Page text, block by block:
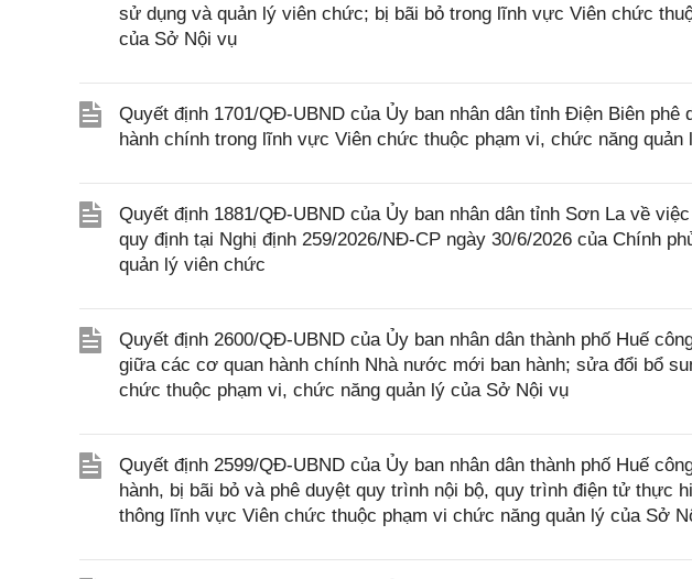
sử dụng và quản lý viên chức; bị bãi bỏ trong lĩnh vực Viên chức
của Sở Nội vụ
Quyết định 1701/QĐ-UBND của Ủy ban nhân dân tỉnh Điện Biên
hành chính trong lĩnh vực Viên chức thuộc phạm vi, chức năng
Quyết định 1881/QĐ-UBND của Ủy ban nhân dân tỉnh Sơn La về
quy định tại Nghị định 259/2026/NĐ-CP ngày 30/6/2026 của Chính
quản lý viên chức
Quyết định 2600/QĐ-UBND của Ủy ban nhân dân thành phố Huế
giữa các cơ quan hành chính Nhà nước mới ban hành; sửa đổi bổ
chức thuộc phạm vi, chức năng quản lý của Sở Nội vụ
Quyết định 2599/QĐ-UBND của Ủy ban nhân dân thành phố Huế
hành, bị bãi bỏ và phê duyệt quy trình nội bộ, quy trình điện tử thực
thông lĩnh vực Viên chức thuộc phạm vi chức năng quản lý của Sở